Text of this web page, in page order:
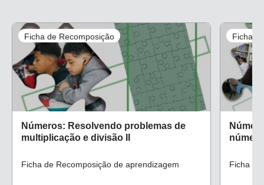
Ficha de Recomposição
Números: Resolvendo problemas de
multiplicação e divisão II
Ficha de Recomposição de aprendizagem
Ficha
Ficha